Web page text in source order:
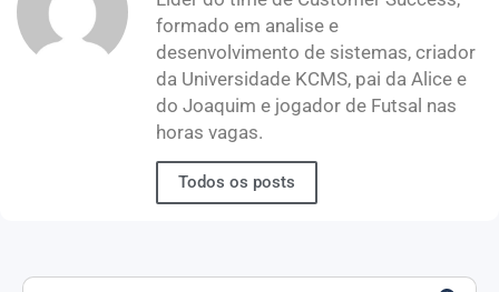
formado em analise e
desenvolvimento de sistemas, criador
da Universidade KCMS, pai da Alice e
do Joaquim e jogador de Futsal nas
horas vagas.
Todos os posts